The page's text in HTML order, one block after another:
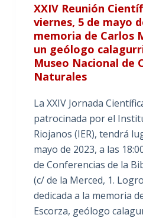
XXIV Reunión
viernes, 5 de mayo
memoria de Carlos
un geólogo
Museo Nacional de
Naturales
La XXIV Jornada
patrocinada por el
Riojanos (IER), tendrá
mayo de 2023, a las
de Conferencias de la
(c/ de la Merced, 1.
dedicada a la memoria
Escorza, geólogo